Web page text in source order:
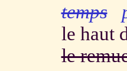
temps
le haut
le